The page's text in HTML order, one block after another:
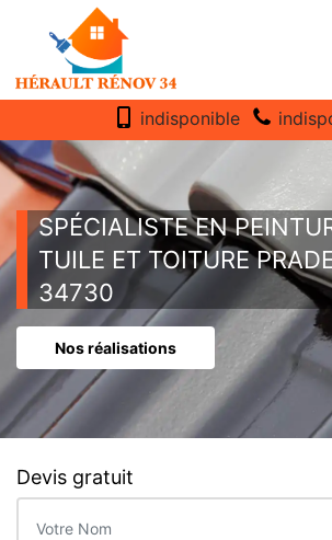
indisponible
SPÉCIALISTE EN
TUILE ET TOITURE
34730
Nos réalisations
Devis gratuit